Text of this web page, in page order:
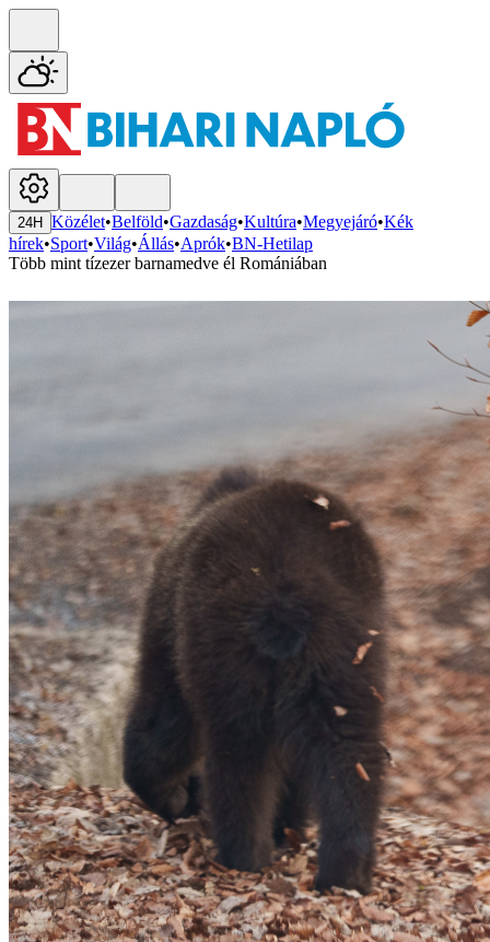
24H Közélet•Belföld•Gazdaság•Kultúra•Megyejáró•Kék
hírek•Sport•Világ•Állás•Aprók•BN-Hetilap
Több mint tízezer barnamedve él Romániában